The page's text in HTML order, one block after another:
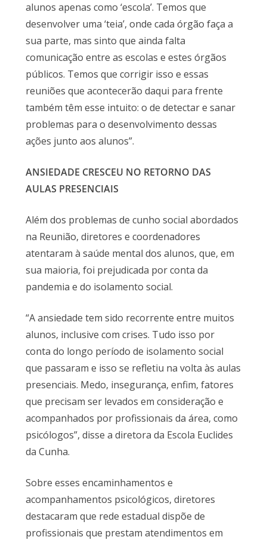
alunos apenas como ‘escola’. Temos que
desenvolver uma ‘teia’, onde cada órgão faça a
sua parte, mas sinto que ainda falta
comunicação entre as escolas e estes órgãos
públicos. Temos que corrigir isso e essas
reuniões que acontecerão daqui para frente
também têm esse intuito: o de detectar e sanar
problemas para o desenvolvimento dessas
ações junto aos alunos”.
ANSIEDADE CRESCEU NO RETORNO DAS
AULAS PRESENCIAIS
Além dos problemas de cunho social abordados
na Reunião, diretores e coordenadores
atentaram à saúde mental dos alunos, que, em
sua maioria, foi prejudicada por conta da
pandemia e do isolamento social.
“A ansiedade tem sido recorrente entre muitos
alunos, inclusive com crises. Tudo isso por
conta do longo período de isolamento social
que passaram e isso se refletiu na volta às aulas
presenciais. Medo, insegurança, enfim, fatores
que precisam ser levados em consideração e
acompanhados por profissionais da área, como
psicólogos”, disse a diretora da Escola Euclides
da Cunha.
Sobre esses encaminhamentos e
acompanhamentos psicológicos, diretores
destacaram que rede estadual dispõe de
profissionais que prestam atendimentos em